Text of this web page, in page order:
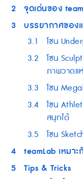
2 จุดเด่นของ
3
บรรยากาศของ
3.1
โซน
3.2
โซน
ภาพวาดแ
3.3
โซน
3.4
โซน
สนุกได้
3.5
โซน
4 teamLab เหมาะ
5 Tips & Tricks